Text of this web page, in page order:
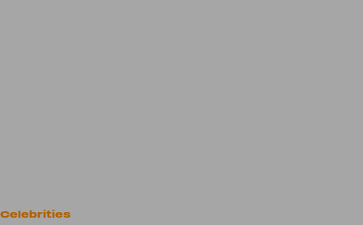
Celebrities